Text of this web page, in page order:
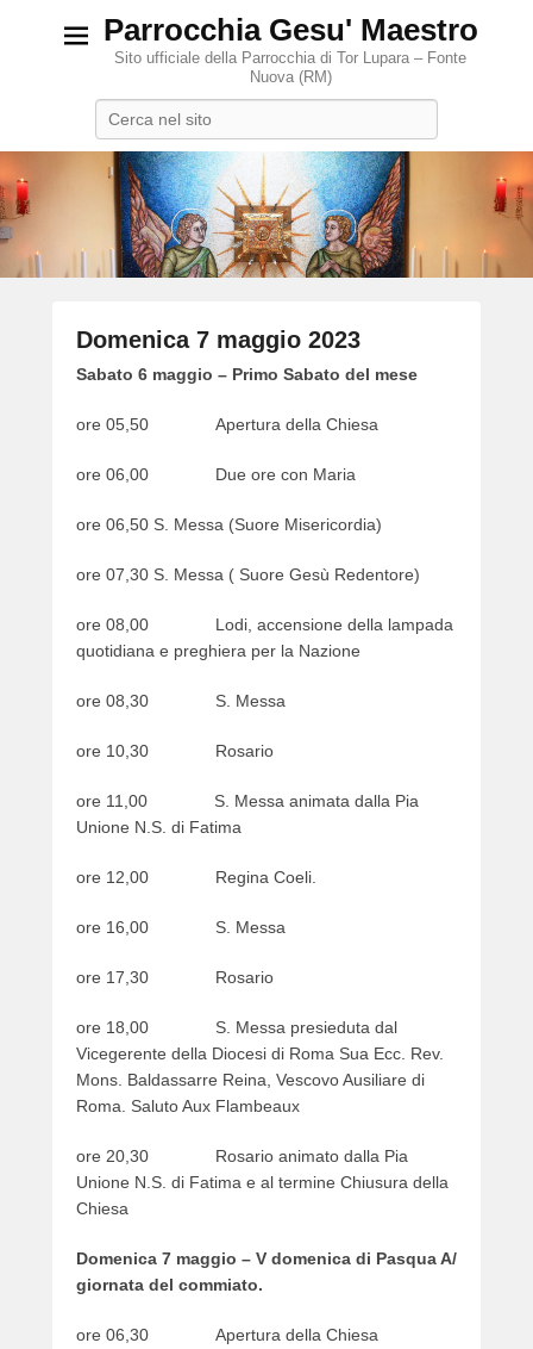
Parrocchia Gesu' Maestro
Sito ufficiale della Parrocchia di Tor Lupara – Fonte
Nuova (RM)
Domenica 7 maggio 2023
P
s
e
o
0
/
0
3
y
e
m
s
t
e
r
Sabato 6 maggio – Primo Sabato del mese
ore 05,50 Apertura della Chiesa
ore 06,00 Due ore con Maria
ore 06,50 S. Messa (Suore Misericordia)
ore 07,30 S. Messa ( Suore Gesù Redentore)
ore 08,00 Lodi, accensione della lampada
quotidiana e preghiera per la Nazione
ore 08,30 S. Messa
ore 10,30 Rosario
ore 11,00 S. Messa animata dalla Pia
Unione N.S. di Fatima
ore 12,00 Regina Coeli.
ore 16,00 S. Messa
ore 17,30 Rosario
ore 18,00 S. Messa presieduta dal
Vicegerente della Diocesi di Roma Sua Ecc. Rev.
Mons. Baldassarre Reina, Vescovo Ausiliare di
Roma. Saluto Aux Flambeaux
ore 20,30 Rosario animato dalla Pia
Unione N.S. di Fatima e al termine Chiusura della
Chiesa
Domenica 7 maggio – V domenica di Pasqua A/
giornata del commiato.
ore 06,30 Apertura della Chiesa